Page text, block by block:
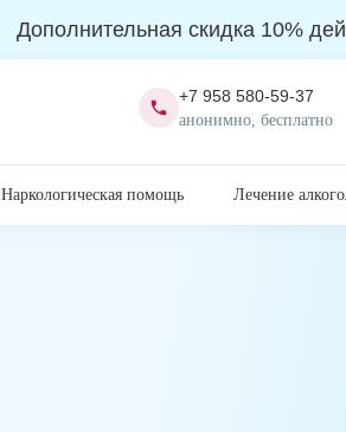
Дополнительная скидка 10%
+7 958 580-59-37
анонимно, бесплатно
Наркологическая помощь Лечение